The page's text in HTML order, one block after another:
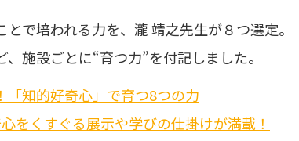
で培われる力を、瀧 靖之先生が８つ選定
施設ごとに“育つ力”を付記しました。
「知的好奇心」で育つ8つの力
をくすぐる展示や学びの仕掛けが満載！